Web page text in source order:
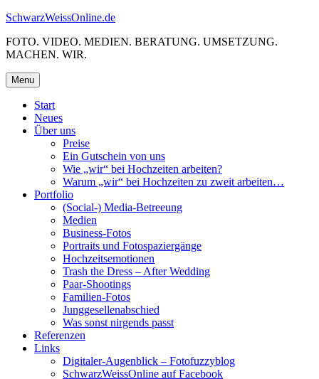
Skip
content
SchwarzWeissOnline.de
FOTO. VIDEO. MEDIEN. BERATUNG. UMSETZUNG.
MACHEN. WIR.
Menu
Start
Neues
Über uns
Preise
Ein Gutschein von uns
Wie „wir“ bei Hochzeiten arbeiten?
Warum „wir“ bei Hochzeiten zu zweit arbeiten…
Portfolio
(Social-) Media-Betreeung
Medien
Business-Fotos
Portraits und Fotospaziergänge
Hochzeitsemotionen
Trash the Dress – After Wedding
Paar-Shootings
Familien-Fotos
Junggesellenabschied
Was sonst nirgends passt
Referenzen
Links
Digitaler-Augenblick – Fotofuzzyblog
SchwarzWeissOnline auf Facebook